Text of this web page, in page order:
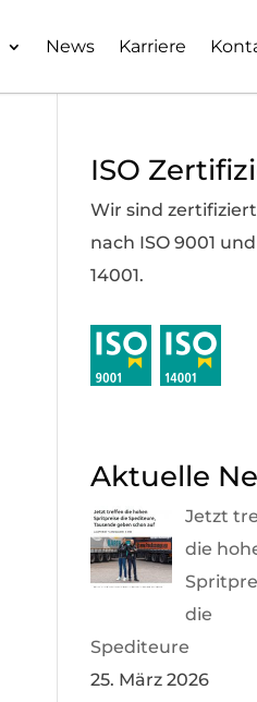
News Karriere
ISO
Wir sind zertifiziert
nach ISO 9001
14001.
Aktuelle
Jetzt
die
die
Spediteure
25. März 2026